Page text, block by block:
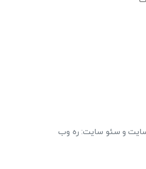
و سئو سایت: ره وب